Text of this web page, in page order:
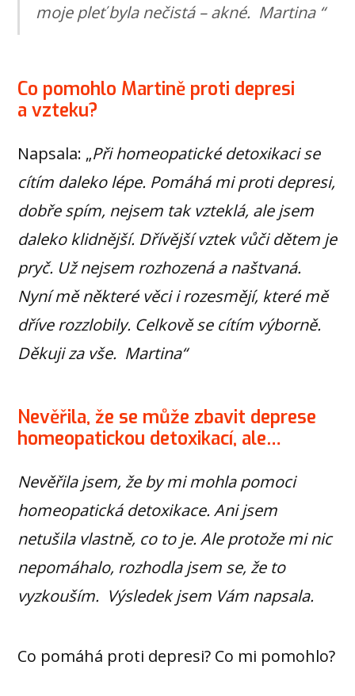
moje pleť byla nečistá – akné. Martina“
Co pomohlo Martině proti depresi
a vzteku?
Napsala: „Při homeopatické detoxikaci se
cítím daleko lépe. Pomáhá mi proti depresi,
dobře spím, nejsem tak vzteklá, ale jsem
daleko klidnější. Dřívější vztek vůči dětem je
pryč. Už nejsem rozhozená a naštvaná.
Nyní mě některé věci i rozesmějí, které mě
dříve rozzlobily. Celkově se cítím výborně.
Děkuji za vše. Martina“
Nevěřila, že se může zbavit deprese
homeopatickou detoxikací, ale…
Nevěřila jsem, že by mi mohla pomoci
homeopatická detoxikace. Ani jsem
netušila vlastně, co to je. Ale protože mi nic
nepomáhalo, rozhodla jsem se, že to
vyzkouším. Výsledek jsem Vám napsala.
Co pomáhá proti depresi? Co mi pomohlo?